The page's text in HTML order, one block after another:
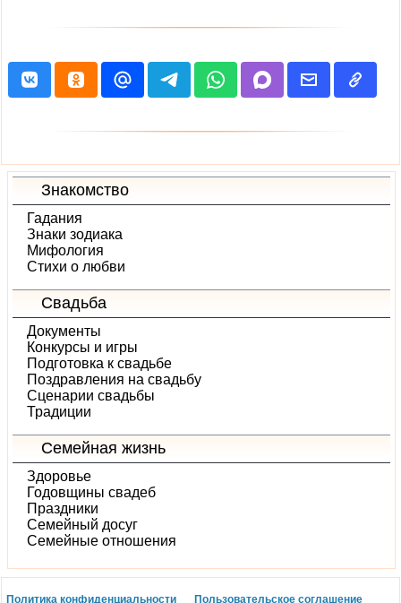
Знакомство
Гадания
Знаки зодиака
Мифология
Стихи о любви
Свадьба
Документы
Конкурсы и игры
Подготовка к свадьбе
Поздравления на свадьбу
Сценарии свадьбы
Традиции
Семейная жизнь
Здоровье
Годовщины свадеб
Праздники
Семейный досуг
Семейные отношения
Политика конфиденциальности Пользовательское соглашение